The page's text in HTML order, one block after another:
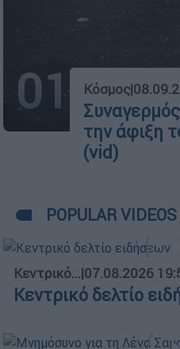
01 Κόσμος|
την άφιξη
(vid)
POPULAR VIDEOS
Κεντρικό...|07.08.2026
Κεντρικό δελτίο